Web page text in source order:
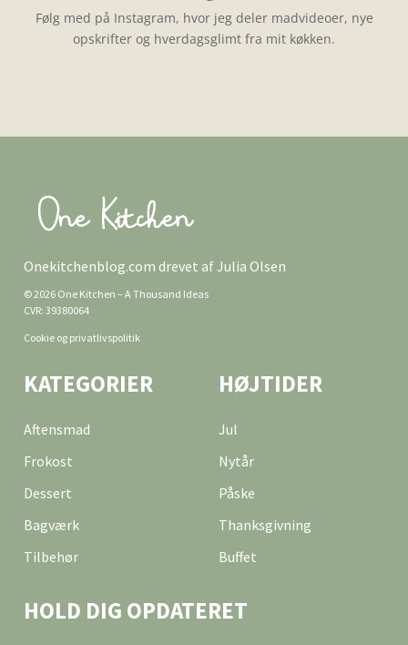
Følg med på Instagram, hvor jeg deler madvideoer, nye
opskrifter og hverdagsglimt fra mit køkken.
Onekitchenblog.com drevet af Julia Olsen
© 2026 One Kitchen – A Thousand Ideas
CVR: 39380064
Cookie og privatlivspolitik
KATEGORIER
Aftensmad
Frokost
Dessert
Bagværk
Tilbehør
HØJTIDER
Jul
Nytår
Påske
Thanksgivning
Buffet
HOLD DIG OPDATERET